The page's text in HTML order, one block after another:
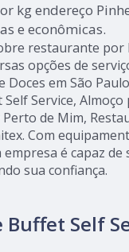
kg endereço
e econômicas.
restaurante por
opções de
em São
Service,
de Mim,
Com
é capaz de
sua confiança.
Self